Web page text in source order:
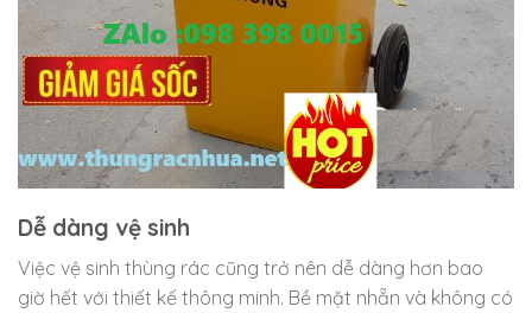
Dễ dàng vệ sinh
Việc vệ sinh thùng rác cũng trở nên dễ dàng hơn bao
giờ hết với thiết kế thông minh. Bề mặt nhẵn và không có